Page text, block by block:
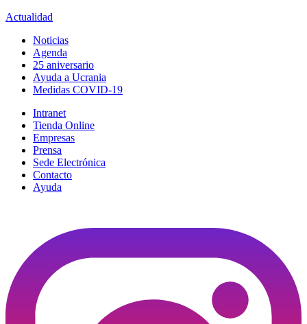
Actualidad
Noticias
Agenda
25 aniversario
Ayuda a Ucrania
Medidas COVID-19
Intranet
Tienda Online
Empresas
Prensa
Sede Electrónica
Contacto
Ayuda